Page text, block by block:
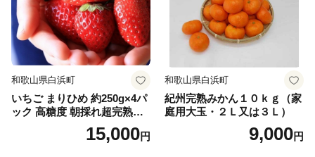
和歌山県白浜町
いちご まりひめ 約250g×4パ
ック 高糖度 朝採れ超完熟ま
りひめ 1月以降発送分
15,000円
和歌山県白浜町
紀州完熟みかん１０ｋｇ（家
庭用大玉・２Ｌ又は３Ｌ）
9,000円